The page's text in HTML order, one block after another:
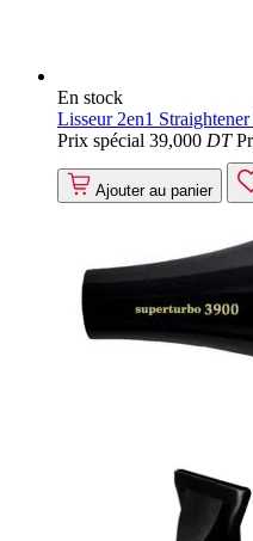
En stock
Lisseur 2en1
Prix spécial 39,000 DT
Ajouter au panier